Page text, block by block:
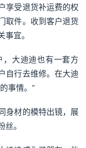
享受退货补运费的权
取件。收到客户退货
宜。
大迪迪也有一套方
自行去维修。在大迪
事情。”
身材的模特出镜，展
。